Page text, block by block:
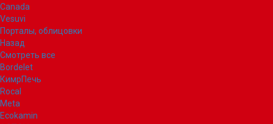
Canada
Vesuvi
Порталы, облицовки
Назад
Смотреть все
Bordelet
КимрПечь
Rocal
Meta
Ecokamin